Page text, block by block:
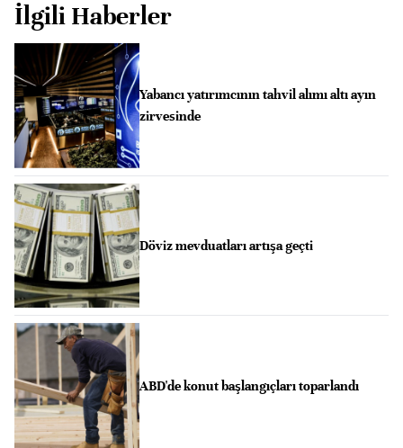
İlgili Haberler
Yabancı yatırımcının tahvil alımı altı ayın
zirvesinde
Döviz mevduatları artışa geçti
ABD'de konut başlangıçları toparlandı